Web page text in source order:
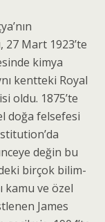
Mart 1923’te
kimya
kentteki Royal
oldu. 1875’te
doğa felsefesi
değin bu
birçok bilim­
kamu ve özel
James